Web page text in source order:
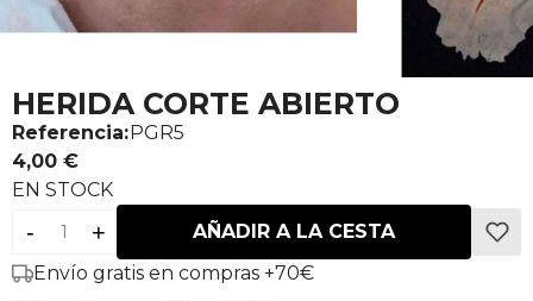
HERIDA CORTE ABIERTO
Referencia:PGR5
4,00 €
EN STOCK
- +
AÑADIR A LA CESTA
Envío gratis en compras +70€